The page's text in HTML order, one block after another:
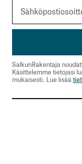
SalkunRakentaja
Käsittelemme tietojasi
mukaisesti. Lue lisää